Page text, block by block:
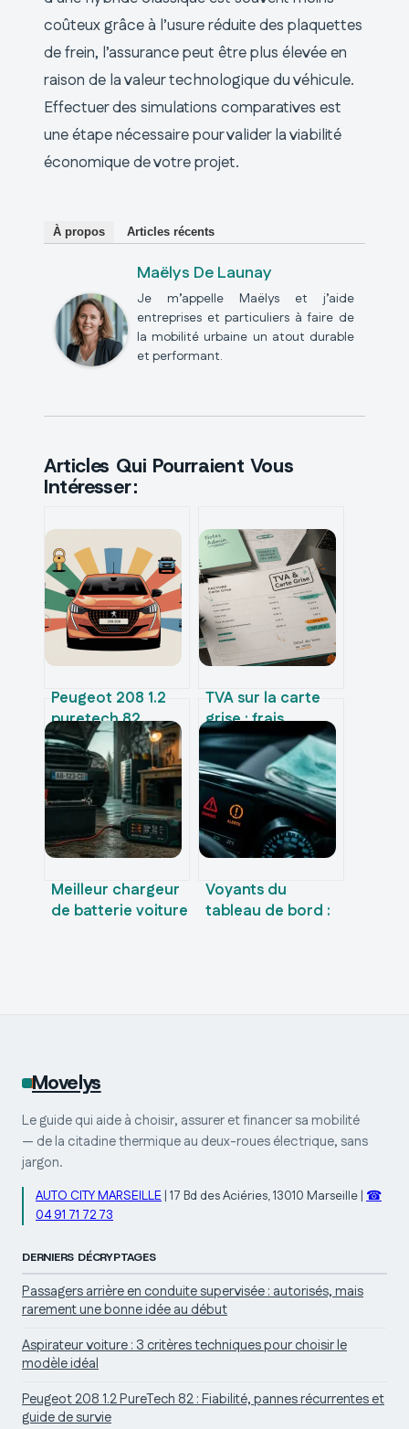
coûteux grâce à l’usure réduite des plaquettes
de frein, l’assurance peut être plus élevée en
raison de la valeur technologique du véhicule.
Effectuer des simulations comparatives est
une étape nécessaire pour valider la viabilité
économique de votre projet.
À propos Articles récents
Maëlys De Launay
Je m’appelle Maëlys et j’aide
entreprises et particuliers à faire de
la mobilité urbaine un atout durable
et performant.
Articles Qui Pourraient Vous
Intéresser :
Peugeot 208 1.2
puretech 82
fiabilité : ce qu’il
faut vraiment
savoir
TVA sur la carte
grise : frais
récupérables et
distinction fiscale
Meilleur chargeur
de batterie voiture
Voyants du
tableau de bord :
Movelys
Le guide qui aide à choisir, assurer et financer sa mobilité
— de la citadine thermique au deux-roues électrique, sans
jargon.
AUTO CITY MARSEILLE | 17 Bd des Aciéries, 13010 Marseille | ☎
04 91 71 72 73
DERNIERS DÉCRYPTAGES
Passagers arrière en conduite supervisée : autorisés, mais
rarement une bonne idée au début
Aspirateur voiture : 3 critères techniques pour choisir le
modèle idéal
Peugeot 208 1.2 PureTech 82 : Fiabilité, pannes récurrentes et
guide de survie